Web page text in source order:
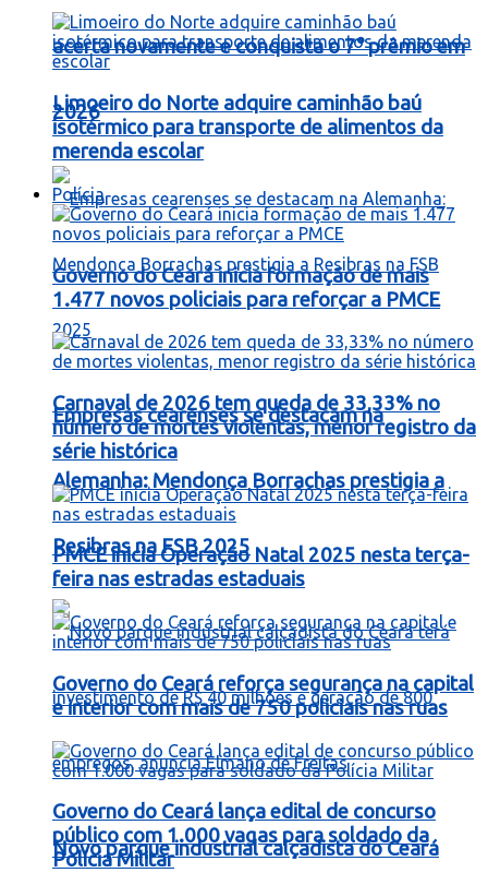
acerta novamente e conquista o 7° prêmio em
2026
Empresas cearenses se destacam na
Alemanha: Mendonça Borrachas prestigia a
Resibras na FSB 2025
Novo parque industrial calçadista do Ceará
Limoeiro do Norte adquire caminhão baú
isotérmico para transporte de alimentos da
merenda escolar
Polícia
Governo do Ceará inicia formação de mais
1.477 novos policiais para reforçar a PMCE
Carnaval de 2026 tem queda de 33,33% no
número de mortes violentas, menor registro da
série histórica
PMCE inicia Operação Natal 2025 nesta terça-
feira nas estradas estaduais
Governo do Ceará reforça segurança na capital
e interior com mais de 750 policiais nas ruas
Governo do Ceará lança edital de concurso
público com 1.000 vagas para soldado da
Polícia Militar